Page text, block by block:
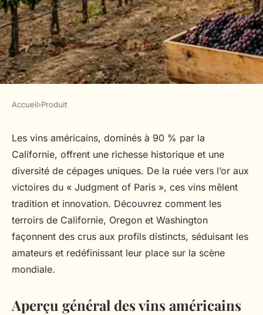
Vins aux États-unis :
découvrez leur histoire et
leurs cépages
Ali•16 février 2026•5 min de lecture
Accueil›Produit
Les vins américains, dominés à 90 % par la
Californie, offrent une richesse historique et une
diversité de cépages uniques. De la ruée vers l’or aux
victoires du « Judgment of Paris », ces vins mêlent
tradition et innovation. Découvrez comment les
terroirs de Californie, Oregon et Washington
façonnent des crus aux profils distincts, séduisant les
amateurs et redéfinissant leur place sur la scène
mondiale.
Aperçu général des vins américains